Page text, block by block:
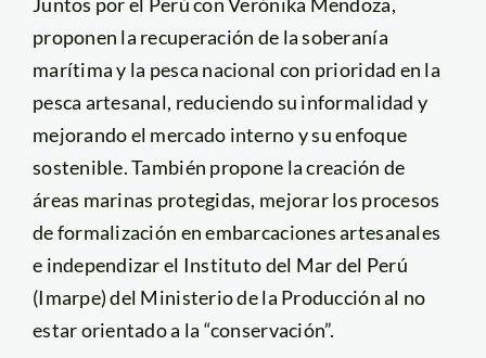
proponen la recuperación de la soberanía
marítima y la pesca nacional con prioridad en la
pesca artesanal, reduciendo su informalidad y
mejorando el mercado interno y su enfoque
sostenible. También propone la creación de
áreas marinas protegidas, mejorar los procesos
de formalización en embarcaciones artesanales
e independizar el Instituto del Mar del Perú
(Imarpe) del Ministerio de la Producción al no
estar orientado a la “conservación”.